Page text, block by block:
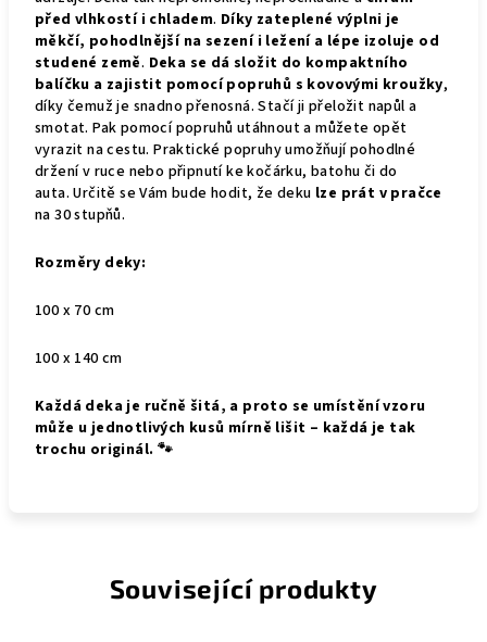
před vlhkostí i chladem. Díky zateplené výplni je
měkčí, pohodlnější na sezení i ležení a lépe izoluje od
studené země. Deka se dá složit do kompaktního
balíčku a zajistit pomocí popruhů s kovovými kroužky,
díky čemuž je snadno přenosná. Stačí ji přeložit napůl a
smotat. Pak pomocí popruhů utáhnout a můžete opět
vyrazit na cestu. Praktické popruhy umožňují pohodlné
držení v ruce nebo připnutí ke kočárku, batohu či do
auta.Určitě se Vám bude hodit, že deku lze prát v pračce
na 30 stupňů.
Rozměry deky:
100 x 70 cm
100 x 140 cm
Každá deka je ručně šitá, a proto se umístění vzoru
může u jednotlivých kusů mírně lišit – každá je tak
trochu originál. 🐾
Související produkty